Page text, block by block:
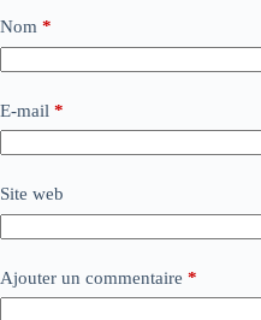
Nom *
E-mail *
Site web
Ajouter un commentaire *